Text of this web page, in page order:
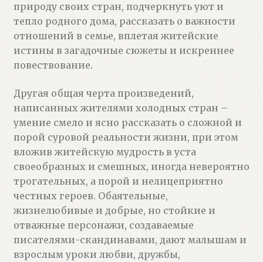
природу своих стран, подчеркнуть уют и
тепло родного дома, рассказать о важности
отношений в семье, вплетая житейские
истины в загадочные сюжеты и искреннее
повествование.
Другая общая черта произведений,
написанных жителями холодных стран –
умение смело и ясно рассказать о сложной и
порой суровой реальности жизни, при этом
вложив житейскую мудрость в уста
своеобразных и смешных, иногда невероятно
трогательных, а порой и нелицеприятно
честных героев. Обаятельные,
жизнелюбивые и добрые, но стойкие и
отважные персонажи, создаваемые
писателями-скандинавами, дают малышам и
взрослым уроки любви, дружбы,